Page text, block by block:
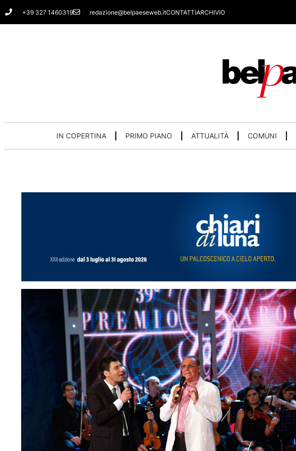
Vai
al
+39 327 1460319 redazione@belpaeseweb.itCONTATTIARCHIVIO
IN COPERTINA PRIMO PIANO ATTUALITÀ COMUNI